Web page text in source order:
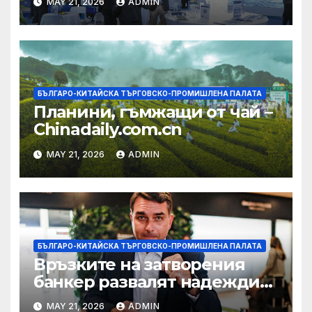
БЪЛГАРО-КИТАЙСКА ТЪРГОВСКО-ПРОМИШЛЕНА ПАЛАТА
Планини, гъмжащи от чай –
Chinadaily.com.cn
MAY 21, 2026 ADMIN
БЪЛГАРО-КИТАЙСКА ТЪРГОВСКО-ПРОМИШЛЕНА ПАЛАТА
Връзките на затворения
банкер развалят надеждите
на Флавио Болсонаро за
MAY 21, 2026 ADMIN